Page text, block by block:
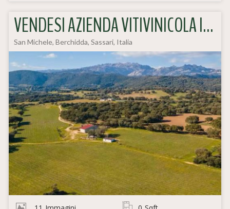
VENDESI AZIENDA VITIVINICOLA IN GALLURA (SARDEGNA)
San Michele, Berchidda, Sassari, Italia